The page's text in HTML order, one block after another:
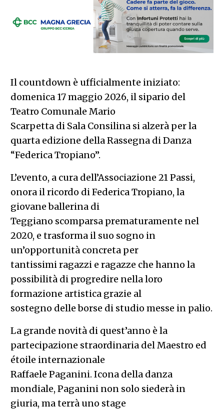
Il countdown è ufficialmente iniziato:
domenica 17 maggio 2026, il sipario del
Teatro Comunale Mario
Scarpetta di Sala Consilina si alzerà per la
quarta edizione della Rassegna di Danza
“Federica Tropiano”.
L’evento, a cura dell’Associazione 21 Passi,
onora il ricordo di Federica Tropiano, la
giovane ballerina di
Teggiano scomparsa prematuramente nel
2020, e trasforma il suo sogno in
un’opportunità concreta per
tantissimi ragazzi e ragazze che hanno la
possibilità di progredire nella loro
formazione artistica grazie al
sostegno delle borse di studio messe in palio.
La grande novità di quest’anno è la
partecipazione straordinaria del Maestro ed
étoile internazionale
Raffaele Paganini. Icona della danza
mondiale, Paganini non solo siederà in
giuria, ma terrà uno stage